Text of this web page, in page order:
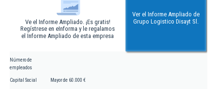
Ve el Informe Ampliado. ¡Es gratis!
Regístrese en eInforma y le regalamos
el Informe Ampliado de esta empresa
Ver el Informe Ampliado de
Grupo Logistico Disayt Sl.
Número de
empleados
Capital Social Mayor de 60.000 €